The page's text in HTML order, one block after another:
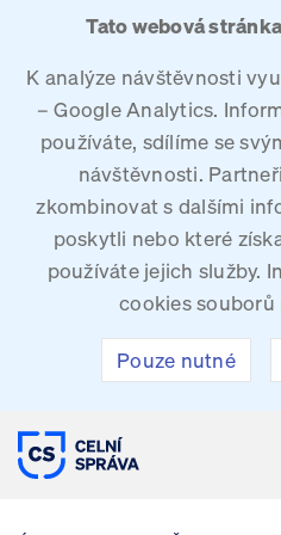
Tato webová
K analýze návštěvnosti
– Google Analytics.
používáte, sdílíme se
návštěvnosti.
zkombinovat s dalšími
poskytli nebo které
používáte jejich služby.
cookies souborů
Pouze nutné
CELNÍ